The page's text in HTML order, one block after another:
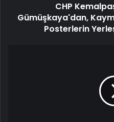
CHP
Gümüşkaya'dan,
Posterlerin